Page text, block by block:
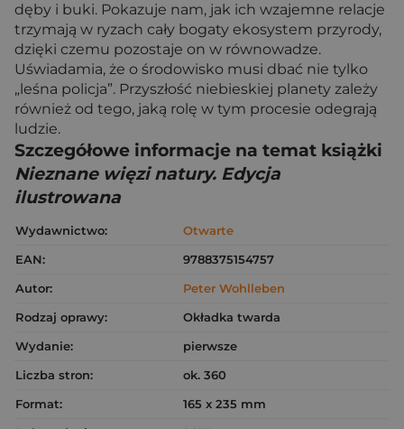
dęby i buki. Pokazuje nam, jak ich wzajemne relacje
trzymają w ryzach cały bogaty ekosystem przyrody,
dzięki czemu pozostaje on w równowadze.
Uświadamia, że o środowisko musi dbać nie tylko
„leśna policja”. Przyszłość niebieskiej planety zależy
również od tego, jaką rolę w tym procesie odegrają
ludzie.
Szczegółowe informacje na temat książki
Nieznane więzi natury. Edycja
ilustrowana
Wydawnictwo:
Otwarte
EAN:
9788375154757
Autor:
Peter Wohlleben
Rodzaj oprawy:
Okładka twarda
Wydanie:
pierwsze
Liczba stron:
ok. 360
Format:
165 x 235 mm